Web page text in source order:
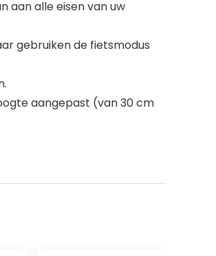
aan alle eisen van uw
gebruiken de fietsmodus
aangepast (van 30 cm